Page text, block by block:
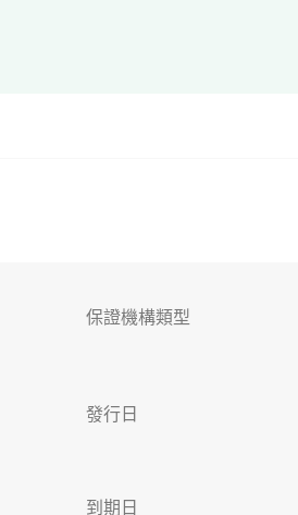
保證機構類型
發行日
到期日